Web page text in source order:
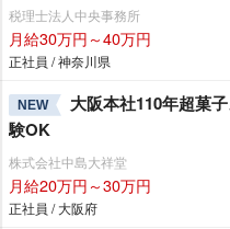
税理士法人中央事務所
月給30万円～40万円
正社員 / 神奈川県
NEW
大阪本社110年超菓
験OK
株式会社中島大祥堂
月給20万円～30万円
正社員 / 大阪府